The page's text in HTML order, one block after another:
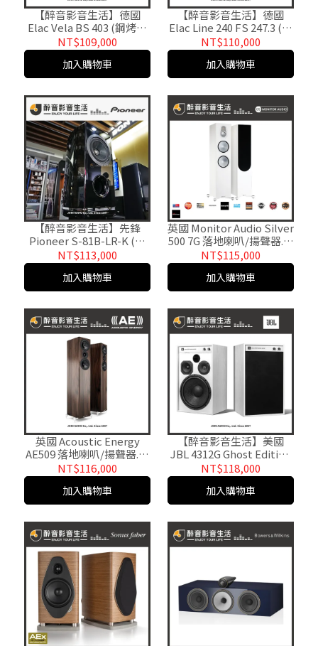
【醉音影音生活】德國
Elac Vela BS 403 (鋼烤胡
桃木) 書架喇叭/揚聲器.台
灣公司貨
NT$109,000
加入購物車
【醉音影音生活】德國
Elac Line 240 FS 247.3 (鋼
烤白) 落地喇叭/揚聲器.台
灣公司貨
NT$110,000
加入購物車
【醉音影音生活】先鋒
Pioneer S-81B-LR-K (含
腳架) 書架型喇叭.2音路2單
體.台灣公司貨
NT$113,000
加入購物車
英國 Monitor Audio Silver
500 7G 落地喇叭/揚聲器.台
灣公司貨
NT$115,000
加入購物車
英國 Acoustic Energy
AE509 落地喇叭/揚聲器.台
灣公司貨 醉音影音生活
NT$116,000
加入購物車
【醉音影音生活】美國
JBL 4312G Ghost Edition
(特別色) 書桌式監聽級喇
叭.台灣公司貨
NT$118,000
加入購物車